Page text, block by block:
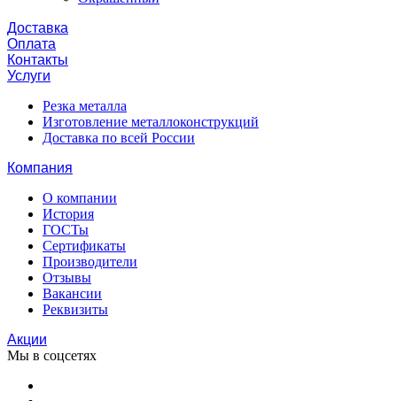
Доставка
Оплата
Контакты
Услуги
Резка металла
Изготовление металлоконструкций
Доставка по всей России
Компания
О компании
История
ГОСТы
Сертификаты
Производители
Отзывы
Вакансии
Реквизиты
Акции
Мы в соцсетях